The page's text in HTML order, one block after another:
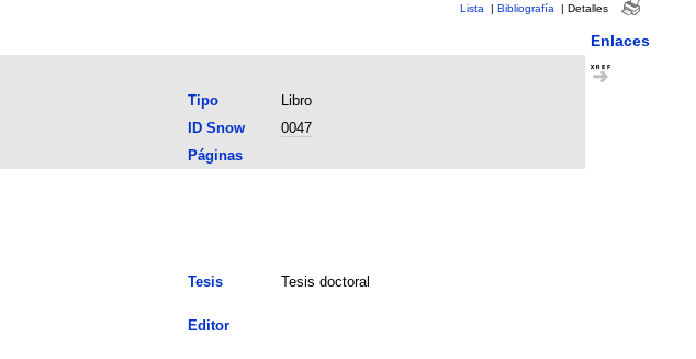
Lista | Bibliografía | Detalles
Enlaces
Tipo
Libro
ID Snow
0047
Páginas
Tesis Tesis doctoral
Editor